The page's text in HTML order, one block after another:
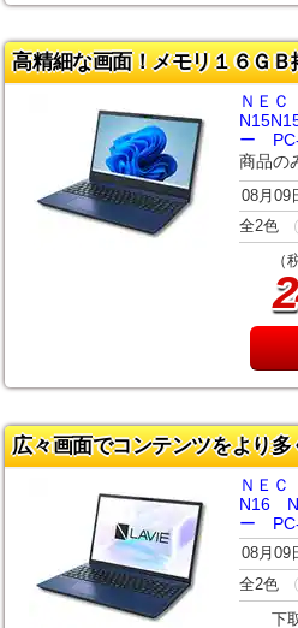
高精細な画面！メモリ１６ＧＢ
ＮＥ
ー
商品の
08月09
全2色
（
広々画面でコンテンツをより
ＮＥ
N16
ー
08月09
全2色
下